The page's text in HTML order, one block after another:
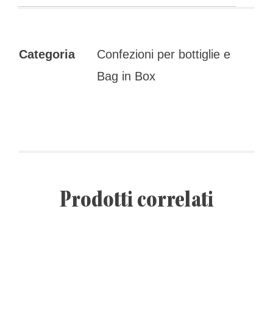
Categoria
Confezioni per bottiglie e
Bag in Box
Prodotti correlati